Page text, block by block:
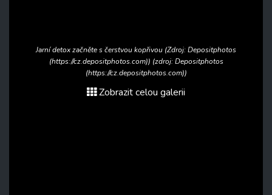
Jarní detox začněte s čerstvou kopřivou (Zdroj: Depositphotos
(https://cz.depositphotos.com)) (zdroj: Depositphotos
(https://cz.depositphotos.com))
Zobrazit celou galerii